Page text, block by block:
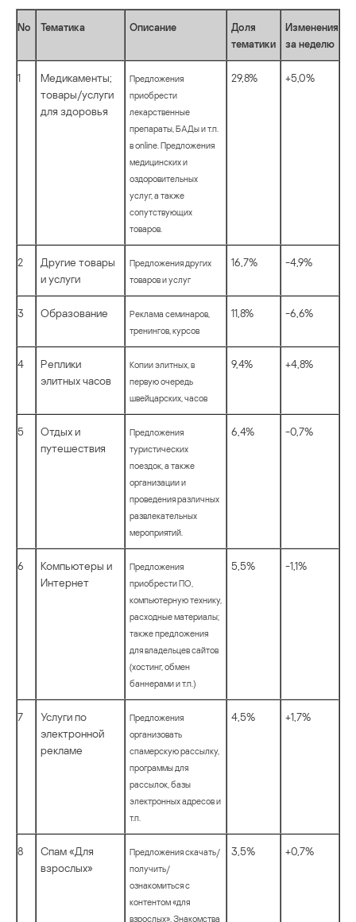
No Тематика Описание
Доля
тематики
Изменения
за неделю
1
Медикаменты;
товары/услуги
для здоровья
Предложения
приобрести
лекарственные
препараты, БАДы и т.п.
в online. Предложения
медицинских и
оздоровительных
услуг, а также
сопутствующих
товаров.
29,8% +5,0%
2
Другие товары
и услуги
Предложения других
товаров и услуг
16,7% -4,9%
3 Образование
Реклама семинаров,
тренингов, курсов
11,8% -6,6%
4
Реплики
элитных часов
Копии элитных, в
первую очередь
швейцарских, часов
9,4% +4,8%
5
Отдых и
путешествия
Предложения
туристических
поездок, а также
организации и
проведения различных
развлекательных
мероприятий.
6,4% -0,7%
6
Компьютеры и
Интернет
Предложения
приобрести ПО,
компьютерную технику,
расходные материалы;
также предложения
для владельцев сайтов
(хостинг, обмен
баннерами и т.п.)
5,5% -1,1%
7
Услуги по
электронной
рекламе
Предложения
организовать
спамерскую рассылку,
программы для
рассылок, базы
электронных адресов и
т.п.
4,5% +1,7%
8
Спам «Для
взрослых»
Предложения скачать/
получить/
ознакомиться с
контентом «для
взрослых». Знакомства
3,5% +0,7%